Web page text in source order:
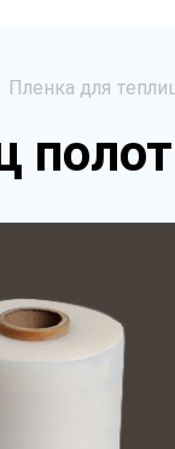
Пленка для